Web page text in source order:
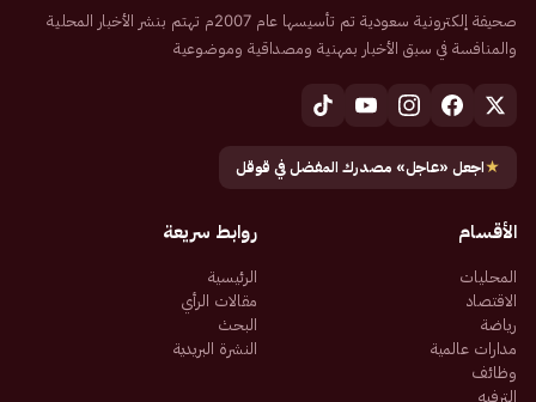
صحيفة إلكترونية سعودية تم تأسيسها عام 2007م تهتم بنشر الأخبار المحلية
والمنافسة في سبق الأخبار بمهنية ومصداقية وموضوعية
★اجعل «عاجل» مصدرك المفضل في قوقل
الأقسام
المحليات
الاقتصاد
رياضة
مدارات عالمية
وظائف
الترفيه
روابط سريعة
الرئيسية
مقالات الرأي
البحث
النشرة البريدية